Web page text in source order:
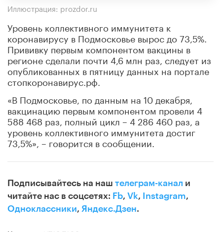
Иллюстрация: prozdor.ru
Уровень коллективного иммунитета к
коронавирусу в Подмосковье вырос до 73,5%.
Прививку первым компонентом вакцины в
регионе сделали почти 4,6 млн раз, следует из
опубликованных в пятницу данных на портале
стопкоронавирус.рф.
«В Подмосковье, по данным на 10 декабря,
вакцинацию первым компонентом провели 4
588 468 раз, полный цикл – 4 286 460 раз, а
уровень коллективного иммунитета достиг
73,5%», – говорится в сообщении.
Подписывайтесь на наш телеграм-канал и
читайте нас в соцсетях: Fb, Vk, Instagram,
Одноклассники, Яндекс.Дзен.